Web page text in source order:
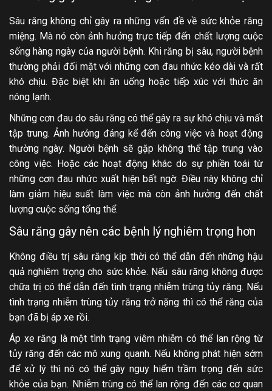
Sâu răng không chỉ gây ra những vấn đề về sức khỏe răng
miệng. Mà nó còn ảnh hưởng trực tiếp đến chất lượng cuộc
sống hàng ngày của người bệnh. Khi răng bị sâu, người bệnh
thường phải đối mặt với những cơn đau nhức kéo dài và rất
khó chịu. Đặc biệt khi ăn uống hoặc tiếp xúc với thức ăn
nóng lạnh.
Những cơn đau do sâu răng có thể gây ra sự khó chịu và mất
tập trung. Ảnh hưởng đáng kể đến công việc và hoạt động
thường ngày. Người bệnh sẽ gặp không thể tập trung vào
công việc. Hoặc các hoạt động khác do sự phiền toái từ
những cơn đau nhức xuất hiện bất ngờ. Điều này không chỉ
làm giảm hiệu suất làm việc mà còn ảnh hưởng đến chất
lượng cuộc sống tổng thể.
Sâu răng gây nên các bệnh lý nghiêm trọng hơn
Không điều trị sâu răng kịp thời có thể dẫn đến những hậu
quả nghiêm trọng cho sức khỏe. Nếu sâu răng không được
chữa trị có thể dẫn đến tình trạng nhiễm trùng tủy răng. Nếu
tình trạng nhiễm trùng tủy răng trở nặng thì có thể răng của
bạn đã bị áp xe rồi.
Áp xe răng là một tình trạng viêm nhiễm có thể lan rộng từ
tủy răng đến các mô xung quanh. Nếu không phát hiện sớm
để xử lý thì nó có thể gây nguy hiểm trầm trọng đến sức
khỏe của bạn. Nhiễm trùng có thể lan rộng đến các cơ quan